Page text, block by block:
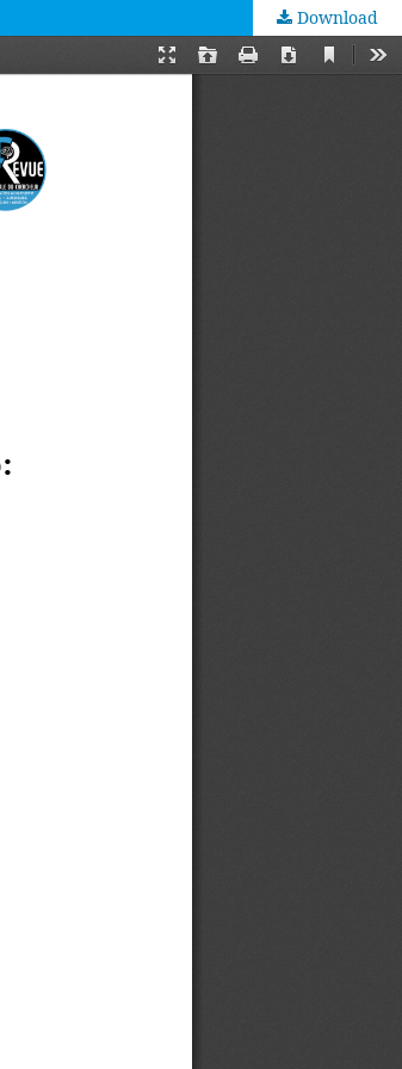
Download